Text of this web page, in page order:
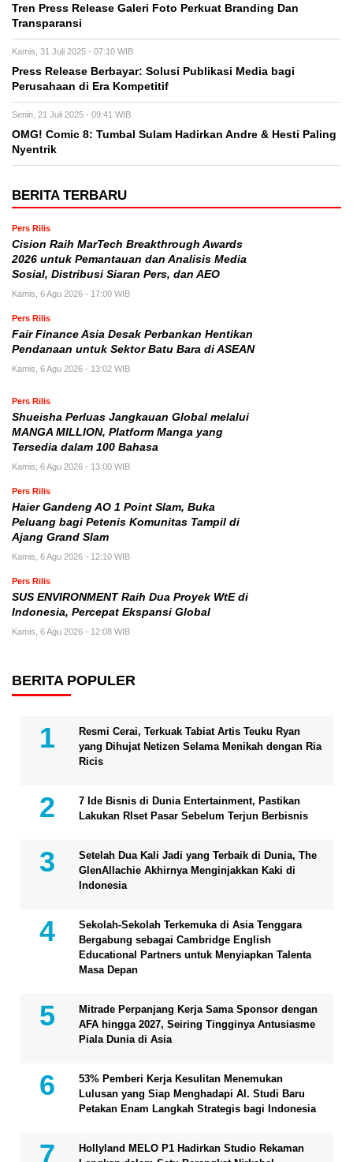
Tren Press Release Galeri Foto Perkuat Branding Dan
Transparansi
Kamis, 31 Juli 2025 - 07:10 WIB
Press Release Berbayar: Solusi Publikasi Media bagi
Perusahaan di Era Kompetitif
Senin, 21 Juli 2025 - 09:41 WIB
OMG! Comic 8: Tumbal Sulam Hadirkan Andre & Hesti Paling
Nyentrik
BERITA TERBARU
Pers Rilis
Cision Raih MarTech Breakthrough Awards
2026 untuk Pemantauan dan Analisis Media
Sosial, Distribusi Siaran Pers, dan AEO
Kamis, 6 Agu 2026 - 17:00 WIB
Pers Rilis
Fair Finance Asia Desak Perbankan Hentikan
Pendanaan untuk Sektor Batu Bara di ASEAN
Kamis, 6 Agu 2026 - 13:02 WIB
Pers Rilis
Shueisha Perluas Jangkauan Global melalui
MANGA MILLION, Platform Manga yang
Tersedia dalam 100 Bahasa
Kamis, 6 Agu 2026 - 13:00 WIB
Pers Rilis
Haier Gandeng AO 1 Point Slam, Buka
Peluang bagi Petenis Komunitas Tampil di
Ajang Grand Slam
Kamis, 6 Agu 2026 - 12:10 WIB
Pers Rilis
SUS ENVIRONMENT Raih Dua Proyek WtE di
Indonesia, Percepat Ekspansi Global
Kamis, 6 Agu 2026 - 12:08 WIB
BERITA POPULER
Resmi Cerai, Terkuak Tabiat Artis Teuku Ryan
yang Dihujat Netizen Selama Menikah dengan Ria
Ricis
7 Ide Bisnis di Dunia Entertainment, Pastikan
Lakukan RIset Pasar Sebelum Terjun Berbisnis
Setelah Dua Kali Jadi yang Terbaik di Dunia, The
GlenAllachie Akhirnya Menginjakkan Kaki di
Indonesia
Sekolah-Sekolah Terkemuka di Asia Tenggara
Bergabung sebagai Cambridge English
Educational Partners untuk Menyiapkan Talenta
Masa Depan
Mitrade Perpanjang Kerja Sama Sponsor dengan
AFA hingga 2027, Seiring Tingginya Antusiasme
Piala Dunia di Asia
53% Pemberi Kerja Kesulitan Menemukan
Lulusan yang Siap Menghadapi AI. Studi Baru
Petakan Enam Langkah Strategis bagi Indonesia
Hollyland MELO P1 Hadirkan Studio Rekaman